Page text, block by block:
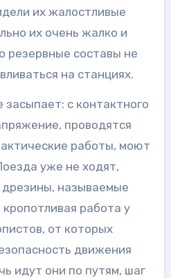
их жалостливые
их очень жалко и
резервные составы не
на станциях.
с контактного
проводятся
работы, моют
уже не ходят,
дрезины, называемые
работа у
от которых
движения
идут они по путям, шаг